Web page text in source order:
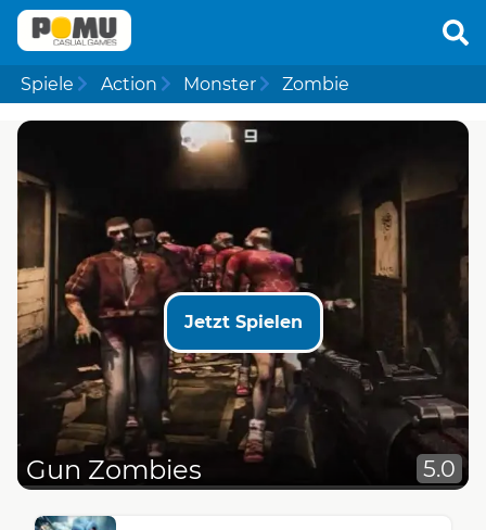
Spiele Action Monster Zombie
Jetzt Spielen
Gun Zombies 5.0